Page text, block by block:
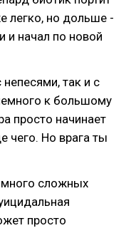
легко, но дольше -
и начал по новой
непесями, так и с
к большому
просто начинает
чего. Но врага ты
сложных
просто